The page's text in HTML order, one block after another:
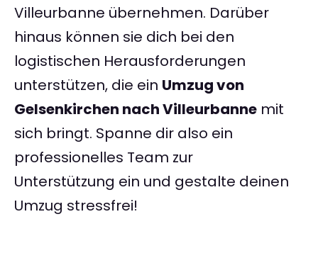
Villeurbanne übernehmen. Darüber
hinaus können sie dich bei den
logistischen Herausforderungen
unterstützen, die ein Umzug von
Gelsenkirchen nach Villeurbanne mit
sich bringt. Spanne dir also ein
professionelles Team zur
Unterstützung ein und gestalte deinen
Umzug stressfrei!